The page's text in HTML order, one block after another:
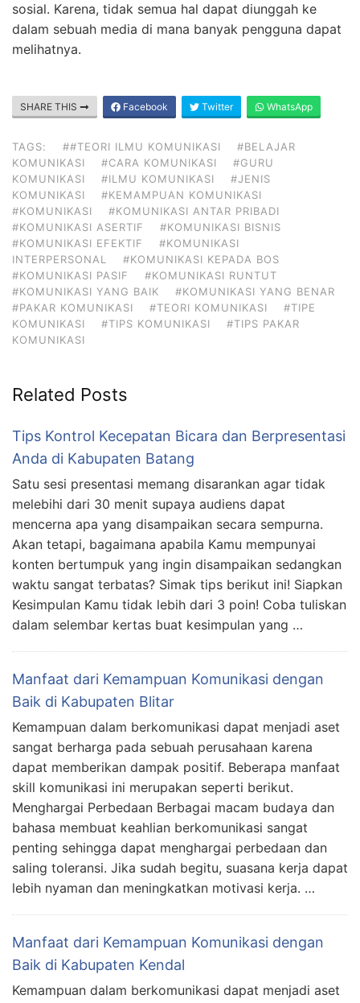
sosial. Karena, tidak semua hal dapat diunggah ke
dalam sebuah media di mana banyak pengguna dapat
melihatnya.
SHARE THIS Facebook Twitter WhatsApp
TAGS: ##TEORI ILMU KOMUNIKASI
#BELAJAR
KOMUNIKASI
#CARA KOMUNIKASI
#GURU
KOMUNIKASI
#ILMU KOMUNIKASI
#JENIS
KOMUNIKASI
#KEMAMPUAN KOMUNIKASI
#KOMUNIKASI
#KOMUNIKASI ANTAR PRIBADI
#KOMUNIKASI ASERTIF
#KOMUNIKASI BISNIS
#KOMUNIKASI EFEKTIF
#KOMUNIKASI
INTERPERSONAL
#KOMUNIKASI KEPADA BOS
#KOMUNIKASI PASIF
#KOMUNIKASI RUNTUT
#KOMUNIKASI YANG BAIK
#KOMUNIKASI YANG BENAR
#PAKAR KOMUNIKASI
#TEORI KOMUNIKASI
#TIPE
KOMUNIKASI
#TIPS KOMUNIKASI
#TIPS PAKAR
KOMUNIKASI
Related Posts
Tips Kontrol Kecepatan Bicara dan Berpresentasi
Anda di Kabupaten Batang
Satu sesi presentasi memang disarankan agar tidak
melebihi dari 30 menit supaya audiens dapat
mencerna apa yang disampaikan secara sempurna.
Akan tetapi, bagaimana apabila Kamu mempunyai
konten bertumpuk yang ingin disampaikan sedangkan
waktu sangat terbatas? Simak tips berikut ini! Siapkan
Kesimpulan Kamu tidak lebih dari 3 poin! Coba tuliskan
dalam selembar kertas buat kesimpulan yang …
Manfaat dari Kemampuan Komunikasi dengan
Baik di Kabupaten Blitar
Kemampuan dalam berkomunikasi dapat menjadi aset
sangat berharga pada sebuah perusahaan karena
dapat memberikan dampak positif. Beberapa manfaat
skill komunikasi ini merupakan seperti berikut.
Menghargai Perbedaan Berbagai macam budaya dan
bahasa membuat keahlian berkomunikasi sangat
penting sehingga dapat menghargai perbedaan dan
saling toleransi. Jika sudah begitu, suasana kerja dapat
lebih nyaman dan meningkatkan motivasi kerja. …
Manfaat dari Kemampuan Komunikasi dengan
Baik di Kabupaten Kendal
Kemampuan dalam berkomunikasi dapat menjadi aset